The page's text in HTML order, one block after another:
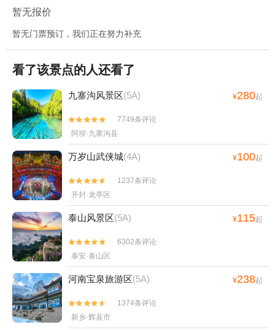
暂无报价
暂无门票预订，我们正在努力补充
看了该景点的人还看了
九寨沟风景区(5A) ¥280起


7749条评论
阿坝·九寨沟县
万岁山武侠城(4A) ¥100起


1237条评论
开封·龙亭区
泰山风景区(5A) ¥115起


6302条评论
泰安·泰山区
河南宝泉旅游区(5A) ¥238起


1374条评论
新乡·辉县市